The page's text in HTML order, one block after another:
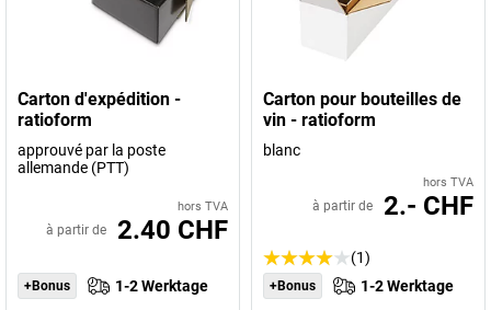
Carton d'expédition -
ratioform
approuvé par la poste
allemande (PTT)
hors TVA
à partir de 2.40 CHF
+Bonus 1-2 Werktage
Carton pour bouteilles de
vin - ratioform
blanc
hors TVA
à partir de 2.- CHF
(1)
+Bonus 1-2 Werktage